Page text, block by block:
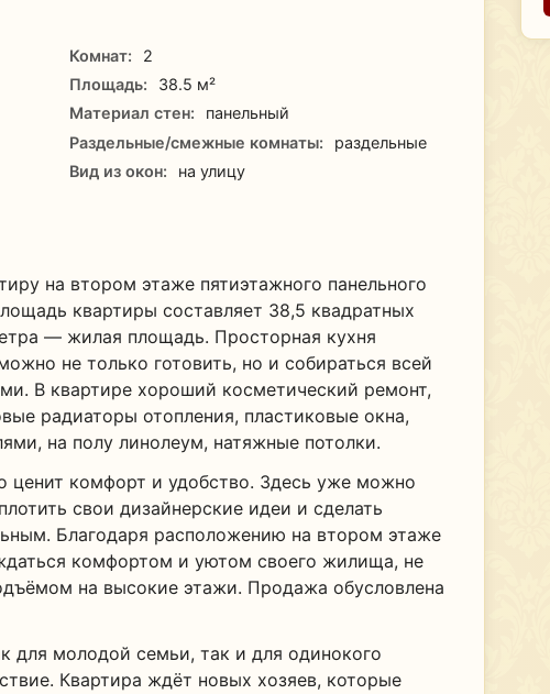
Комнат:
2
Площадь:
38.5 м²
Материал стен:
панельный
Раздельные/смежные комнаты:
раздельные
Вид из окон: на улицу
на втором этаже пятиэтажного панельного
квартиры составляет 38,5 квадратных
— жилая площадь. Просторная кухня
не только готовить, но и собираться всей
В квартире хороший косметический ремонт,
радиаторы отопления, пластиковые окна,
на полу линолеум, натяжные потолки.
ценит комфорт и удобство. Здесь уже можно
свои дизайнерские идеи и сделать
Благодаря расположению на втором этаже
комфортом и уютом своего жилища, не
на высокие этажи. Продажа обусловлена
для молодой семьи, так и для одинокого
Квартира ждёт новых хозяев, которые